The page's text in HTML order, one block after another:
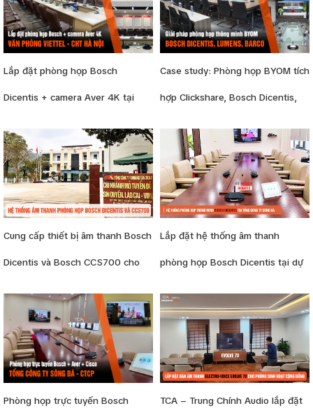
Lắp đặt phòng họp Bosch
Dicentis + camera Aver 4K tại
Case study: Phòng họp BYOM tích
hợp Clickshare, Bosch Dicentis,
Cung cấp thiết bị âm thanh Bosch
Dicentis và Bosch CCS700 cho
Cai (VIMICO)
Lắp đặt hệ thống âm thanh
phòng họp Bosch Dicentis tại dự
Phòng họp trực tuyến Bosch TCA – Trung Chính Audio lắp đặt